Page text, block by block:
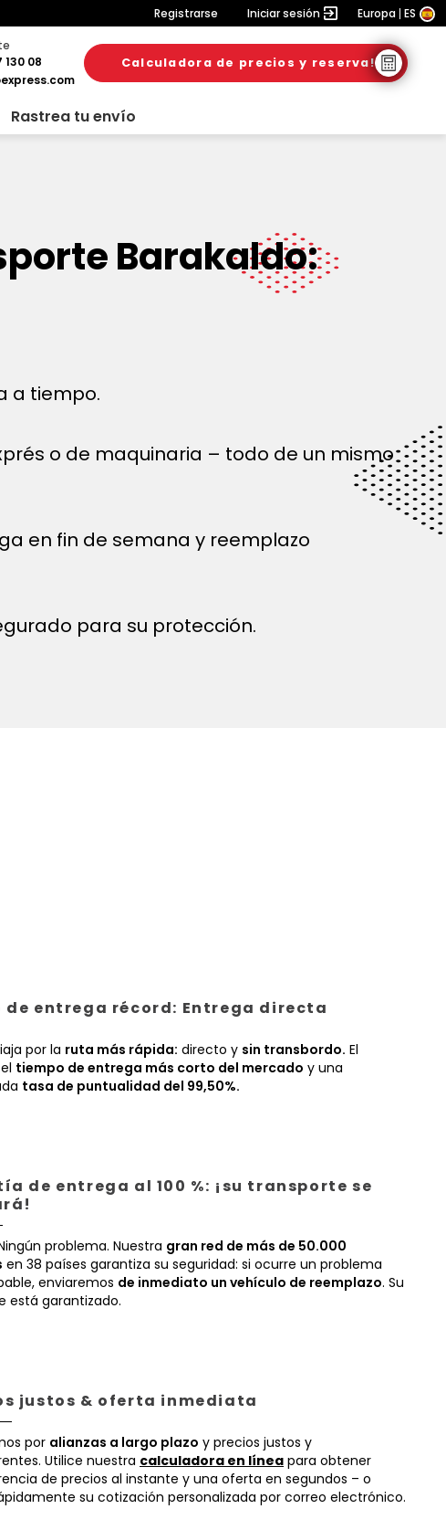
Registrarse Iniciar sesión Europa ES
130 08
Calculadora de precios y reserva!
Rastrea tu envío
Barakaldo:
a tiempo.
o de maquinaria – todo de un mismo
en fin de semana y reemplazo
para su protección.
de entrega récord: Entrega directa
por la ruta más rápida: directo y sin transbordo. El
tiempo de entrega más corto del mercado y una
tasa de puntualidad del 99,50%.
de entrega al 100 %: ¡su transporte se
problema. Nuestra gran red de más de 50.000
en 38 países garantiza su seguridad: si ocurre un problema
enviaremos de inmediato un vehículo de reemplazo. Su
está garantizado.
justos & oferta inmediata
por alianzas a largo plazo y precios justos y
Utilice nuestra calculadora en línea para obtener
de precios al instante y una oferta en segundos – o
su cotización personalizada por correo electrónico.